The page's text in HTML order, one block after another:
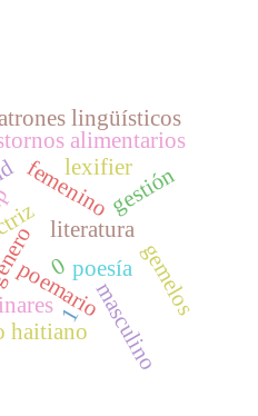
poesía
literatura
poemariomasculino
femenino
0
gestión
gemelos
alimentarios
1
lingüísticos
haitiano
lexifier